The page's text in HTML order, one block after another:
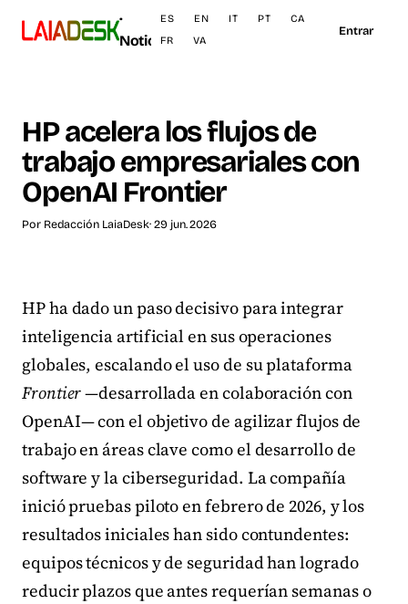
·
Noticias
ES EN IT PT
CA
FR
VA
Entrar
HP acelera los flujos de
trabajo empresariales con
OpenAI Frontier
Por Redacción LaiaDesk· 29 jun. 2026
HP ha dado un paso decisivo para integrar
inteligencia artificial en sus operaciones
globales, escalando el uso de su plataforma
Frontier—desarrollada en colaboración con
OpenAI— con el objetivo de agilizar flujos de
trabajo en áreas clave como el desarrollo de
software y la ciberseguridad. La compañía
inició pruebas piloto en febrero de 2026, y los
resultados iniciales han sido contundentes:
equipos técnicos y de seguridad han logrado
reducir plazos que antes requerían semanas o